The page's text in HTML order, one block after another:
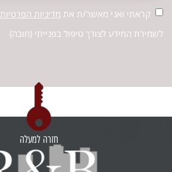
קראתי ואני מאשר/ת את מדיניות הפרטיות
לשמירת המידע לצורך טיפול בפנייתי (חובה)
חזרה למעלה